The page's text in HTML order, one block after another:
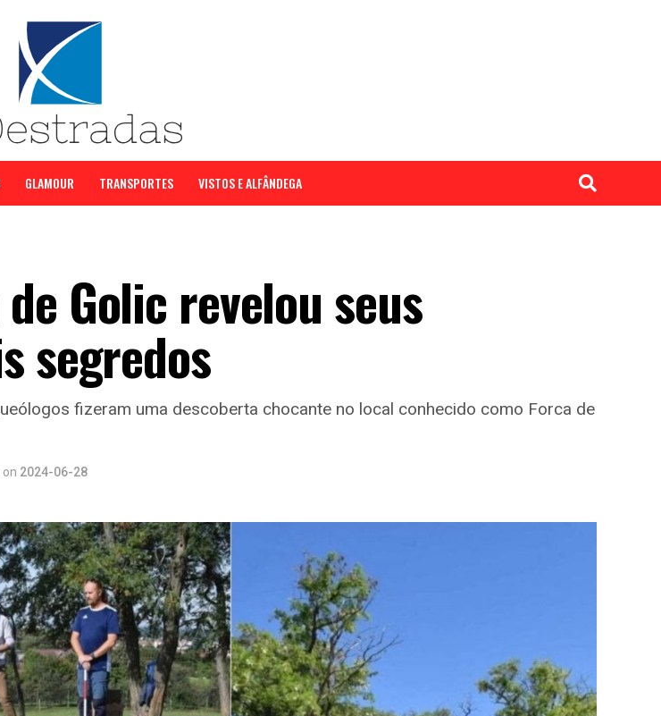
GLAMOUR TRANSPORTES VISTOS E ALFÂNDEGA
Golic revelou seus
segredos
fizeram uma descoberta chocante no local conhecido como Forca de
on 2024-06-28